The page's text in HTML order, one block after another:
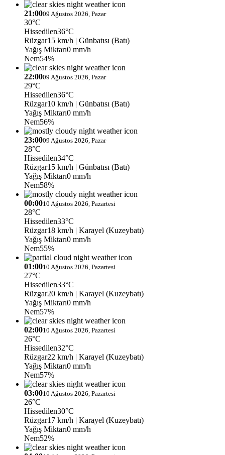
21:0009 Ağustos 2026, Pazar
30°C
Hissedilen36°C
Rüzgar15 km/h | Günbatısı (Batı)
Yağış Miktarı0 mm/h
Nem54%
22:0009 Ağustos 2026, Pazar
29°C
Hissedilen36°C
Rüzgar10 km/h | Günbatısı (Batı)
Yağış Miktarı0 mm/h
Nem56%
23:0009 Ağustos 2026, Pazar
28°C
Hissedilen34°C
Rüzgar15 km/h | Günbatısı (Batı)
Yağış Miktarı0 mm/h
Nem58%
00:0010 Ağustos 2026, Pazartesi
28°C
Hissedilen33°C
Rüzgar18 km/h | Karayel (Kuzeybatı)
Yağış Miktarı0 mm/h
Nem55%
01:0010 Ağustos 2026, Pazartesi
27°C
Hissedilen33°C
Rüzgar20 km/h | Karayel (Kuzeybatı)
Yağış Miktarı0 mm/h
Nem57%
02:0010 Ağustos 2026, Pazartesi
26°C
Hissedilen32°C
Rüzgar22 km/h | Karayel (Kuzeybatı)
Yağış Miktarı0 mm/h
Nem57%
03:0010 Ağustos 2026, Pazartesi
26°C
Hissedilen30°C
Rüzgar17 km/h | Karayel (Kuzeybatı)
Yağış Miktarı0 mm/h
Nem52%